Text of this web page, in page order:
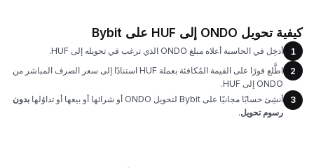
كيفية تحويل ONDO إلى HUF على Bybit
1
أدخِل في الحاسبة أعلاه مبلغ ONDO الذي ترغب في تحويله إلى HUF.
2
اطَّلع فورًا على القيمة المُكافئة بعملة HUF استنادًا إلى سعر الصرف المباشر من
ONDO إلى HUF.
3
أنشِئ حسابًا مجانيًا على Bybit لتحويل ONDO أو شرائها أو بيعها أو تداوُلها
بدون
رسوم تحويل.